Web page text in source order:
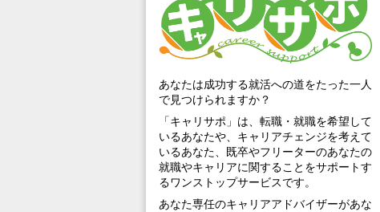
あなたは成功する就活への道をたった一人
で見つけられますか？
「キャリサポ」は、転職・就職を希望して
いるあなたや、キャリアチェンジを考えて
いるあなた、既卒やフリーターのあなたの
就職やキャリアに関することをサポートす
るワンストップサービスです。
あなた専任のキャリアアドバイザーがあな